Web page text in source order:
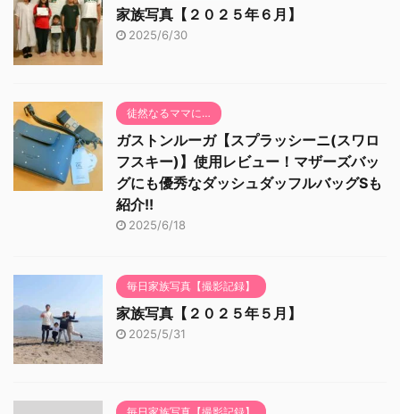
家族写真【２０２５年６月】
2025/6/30
徒然なるママに…
ガストンルーガ【スプラッシーニ(スワロ
フスキー)】使用レビュー！マザーズバッ
グにも優秀なダッシュダッフルバッグSも
紹介!!
2025/6/18
毎日家族写真【撮影記録】
家族写真【２０２５年５月】
2025/5/31